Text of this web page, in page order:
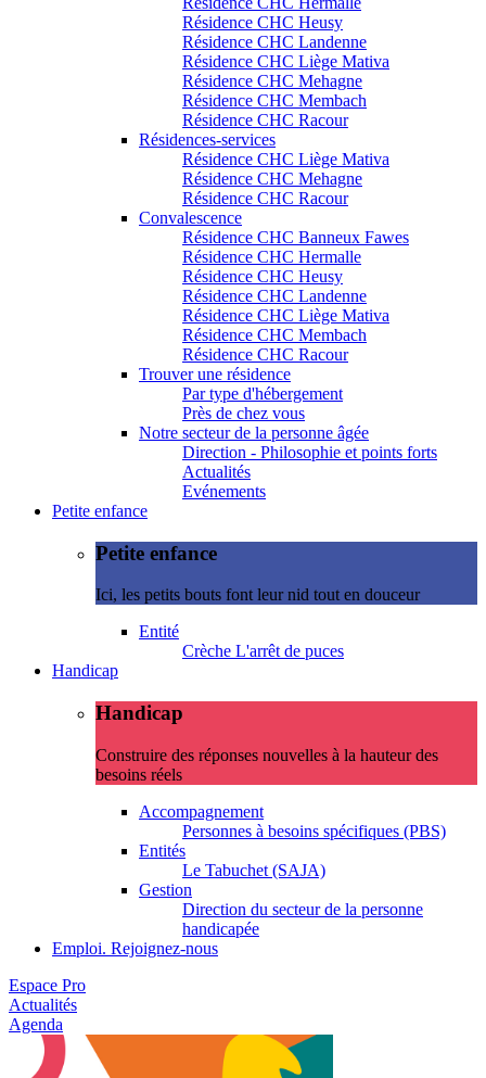
Résidence CHC Heusy
Résidence CHC Landenne
Résidence CHC Liège Mativa
Résidence CHC Mehagne
Résidence CHC Membach
Résidence CHC Racour
Résidences-services
Résidence CHC Liège Mativa
Résidence CHC Mehagne
Résidence CHC Racour
Convalescence
Résidence CHC Banneux Fawes
Résidence CHC Hermalle
Résidence CHC Heusy
Résidence CHC Landenne
Résidence CHC Liège Mativa
Résidence CHC Membach
Résidence CHC Racour
Trouver une résidence
Par type d'hébergement
Près de chez vous
Notre secteur de la personne âgée
Direction - Philosophie et points forts
Actualités
Evénements
Petite enfance
Petite enfance
Ici, les petits bouts font leur nid tout en douceur
Entité
Crèche L'arrêt de puces
Handicap
Handicap
Construire des réponses nouvelles à la hauteur des
besoins réels
Accompagnement
Personnes à besoins spécifiques (PBS)
Entités
Le Tabuchet (SAJA)
Gestion
Direction du secteur de la personne
handicapée
Emploi. Rejoignez-nous
Espace Pro
Actualités
Agenda